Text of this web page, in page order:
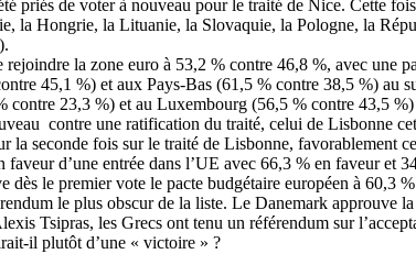
priés de voter à nouveau pour le traité de Nice. Cette
la Hongrie, la Lituanie, la Slovaquie, la Pologne, la
rejoindre la zone euro à 53,2 % contre 46,8 %, avec une
45,1 %) et aux Pays-Bas (61,5 % contre 38,5 %) au
contre 23,3 %) et au Luxembourg (56,5 % contre 43,5 %)
contre une ratification du traité, celui de Lisbonne
la seconde fois sur le traité de Lisbonne, favorablement
faveur d’une entrée dans l’UE avec 66,3 % en faveur et
dès le premier vote le pacte budgétaire européen à 60,3
le plus obscur de la liste. Le Danemark
Tsipras, les Grecs ont tenu un référendum sur
il plutôt d’une « victoire » ?